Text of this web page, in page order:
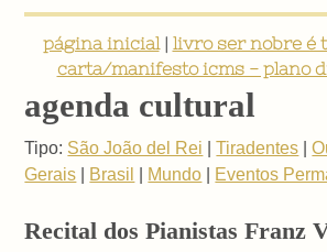
página inicial| livro ser nobre é
carta/manifesto icms - plano
agenda cultural
Tipo: São João del Rei |Tiradentes |
Gerais
Brasil Mundo Eventos
Recital dos Pianistas Franz